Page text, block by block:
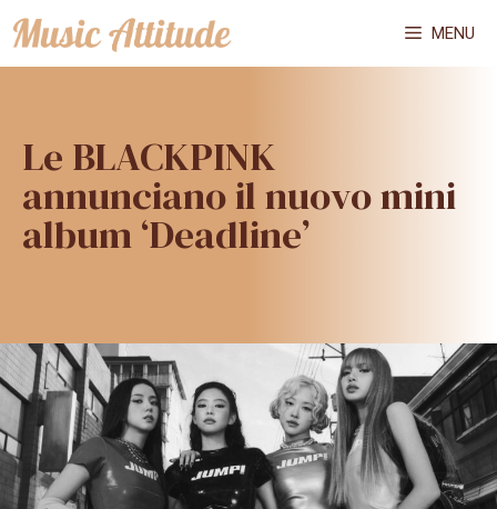
Vai
al
MENU
Le BLACKPINK
annunciano il nuovo mini
album ‘Deadline’